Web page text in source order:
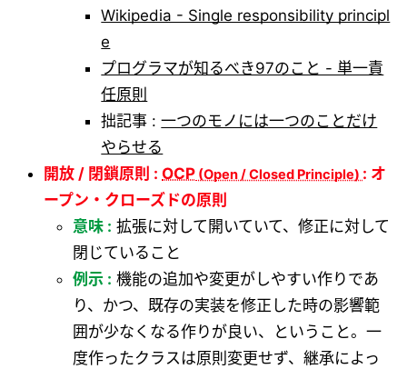
Wikipedia - Single responsibility principl
e
プログラマが知るべき97のこと - 単一責
任原則
拙記事 :一つのモノには一つのことだけ
やらせる
開放 / 閉鎖原則 :OCP
: オ
ープン・クローズドの原則
意味 : 拡張に対して開いていて、修正に対して
閉じていること
例示 : 機能の追加や変更がしやすい作りであ
り、かつ、既存の実装を修正した時の影響範
囲が少なくなる作りが良い、ということ。一
度作ったクラスは原則変更せず、継承によっ